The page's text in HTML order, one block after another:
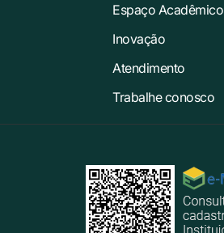
Espaço Acadêmico
Inovação
Atendimento
Trabalhe conosco